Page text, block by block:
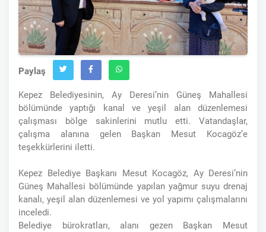
Paylaş
Kepez Belediyesinin, Ay Deresi’nin Güneş Mahallesi
bölümünde yaptığı kanal ve yeşil alan düzenlemesi
çalışması bölge sakinlerini mutlu etti. Vatandaşlar,
çalışma alanına gelen Başkan Mesut Kocagöz’e
teşekkürlerini iletti.
Kepez Belediye Başkanı Mesut Kocagöz, Ay Deresi’nin
Güneş Mahallesi bölümünde yapılan yağmur suyu drenaj
kanalı, yeşil alan düzenlemesi ve yol yapımı çalışmalarını
inceledi.
Belediye bürokratları, alanı gezen Başkan Mesut